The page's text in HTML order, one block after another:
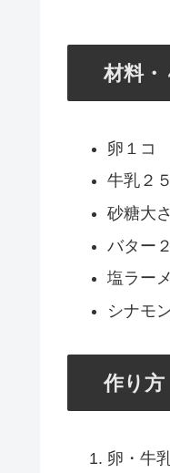
材料・
卵１コ
牛乳２
砂糖大
バター
塩ラー
シナモ
作り方
卵・牛